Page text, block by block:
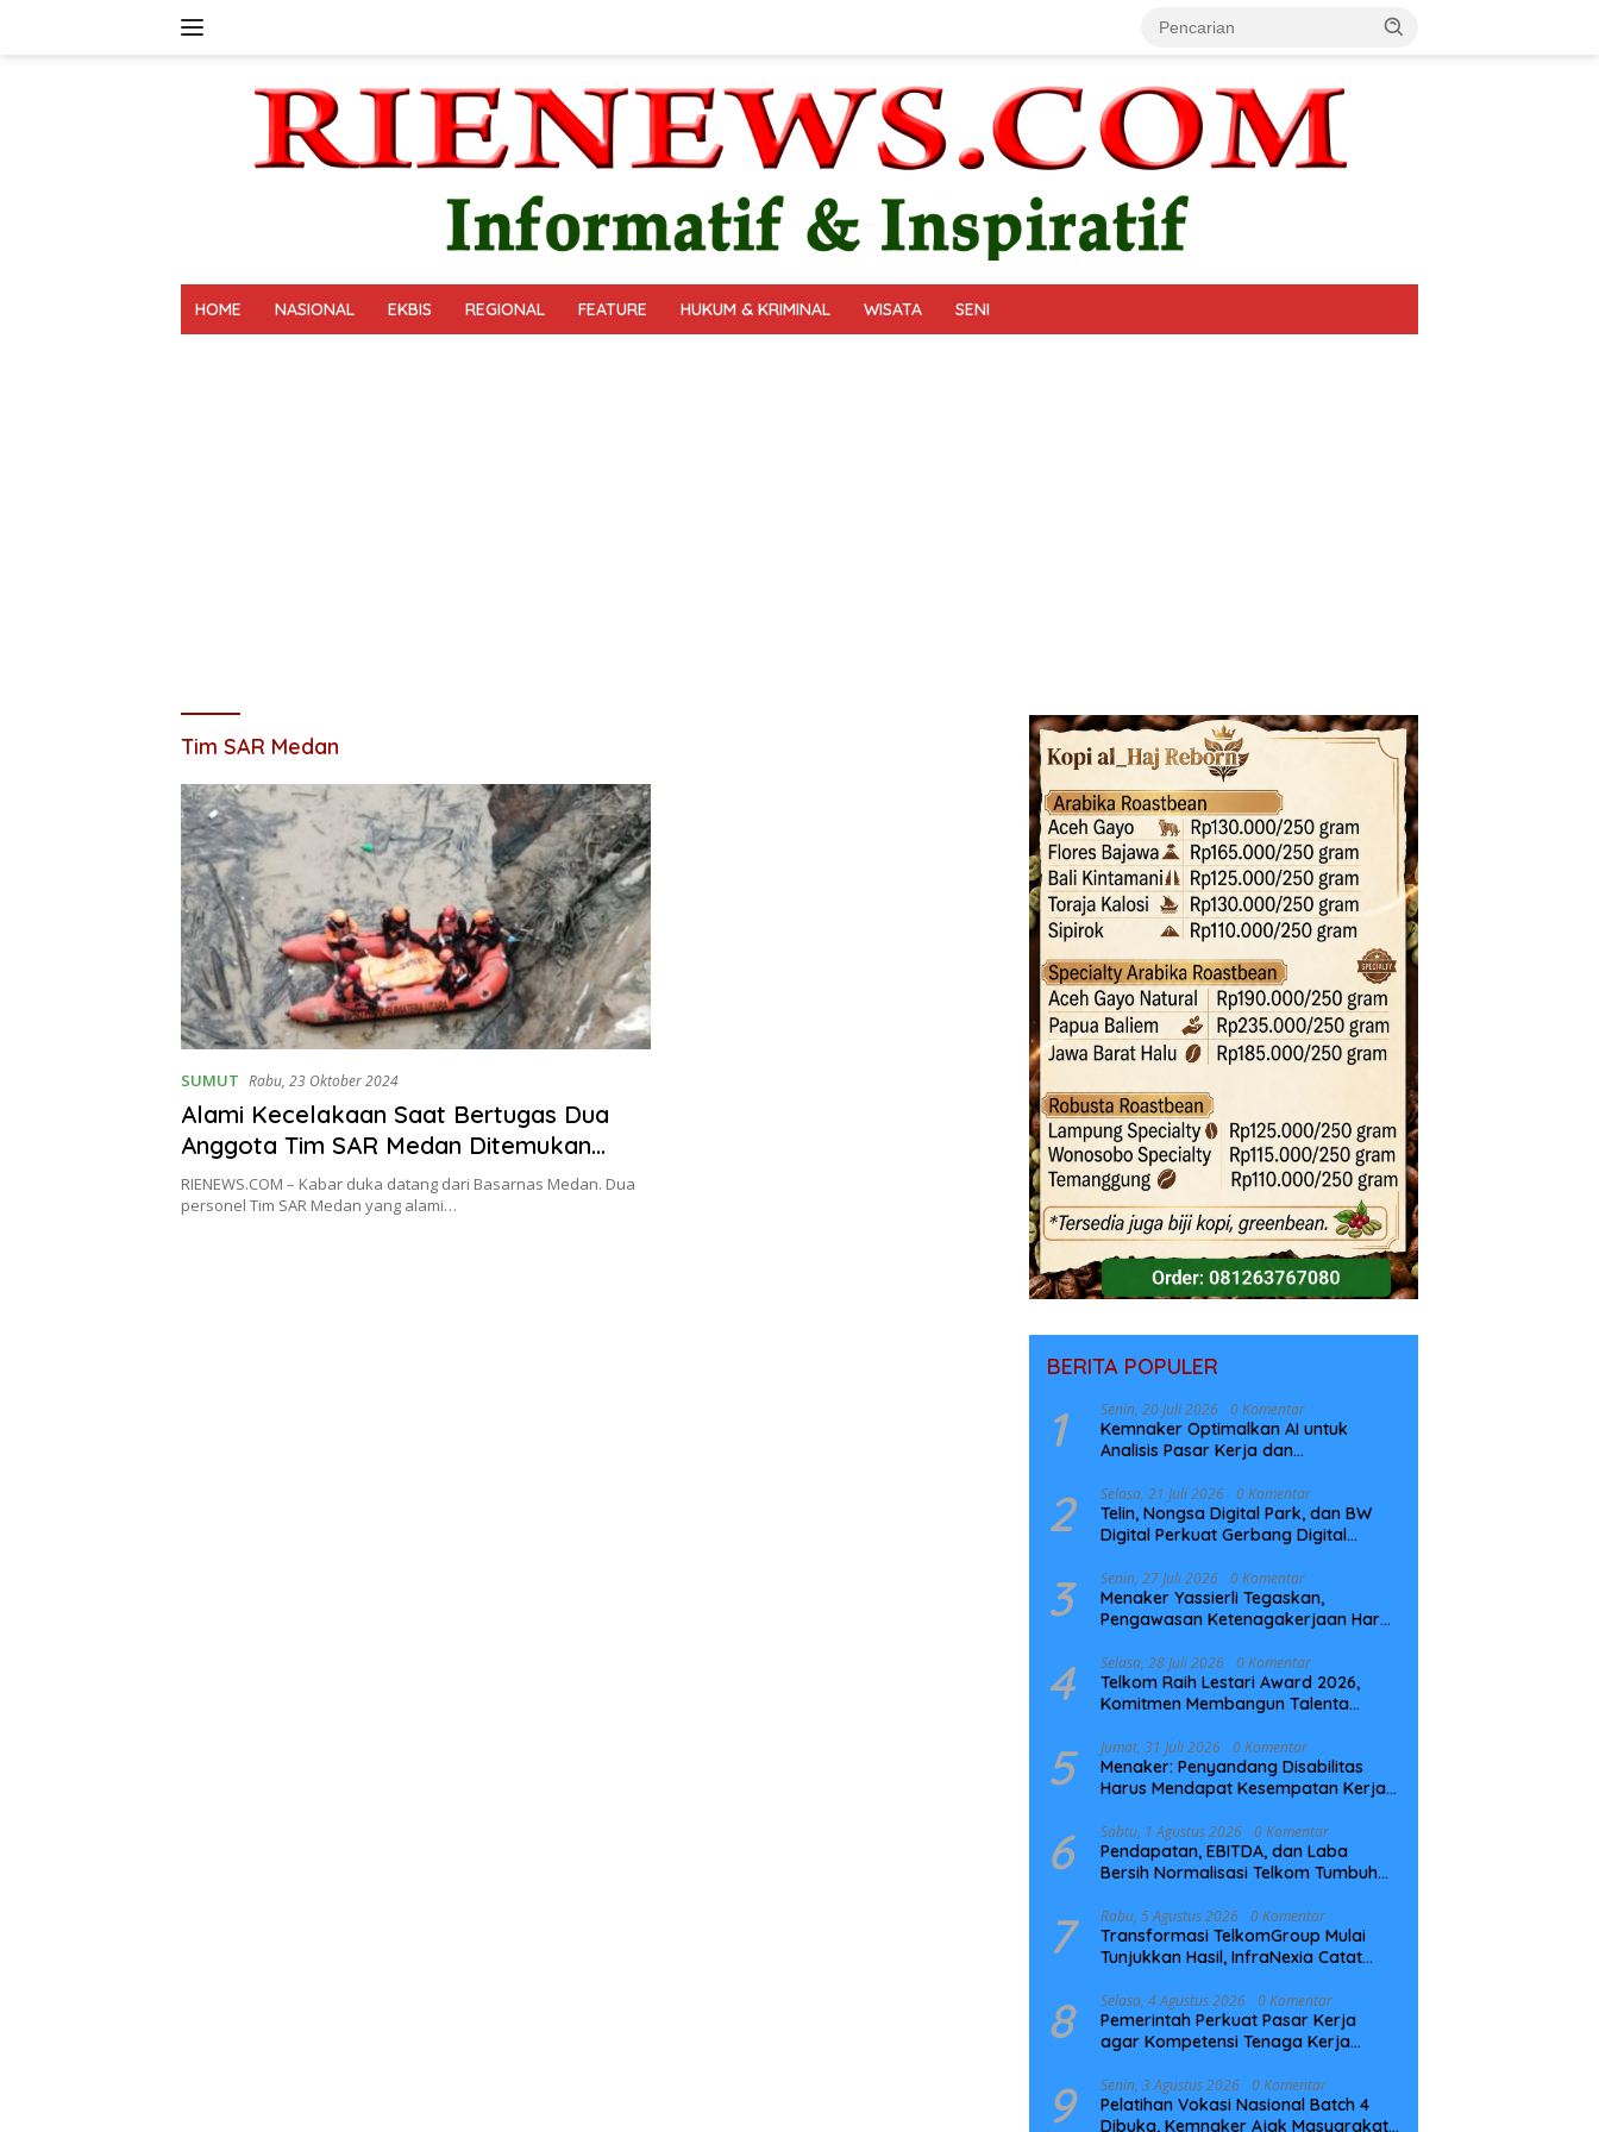
HOME NASIONAL EKBIS REGIONAL FEATURE HUKUM & KRIMINAL WISATA SENI
Tim SAR Medan
SUMUT Rabu, 23 Oktober 2024
Alami Kecelakaan Saat Bertugas Dua
Anggota Tim SAR Medan Ditemukan
Tewas
RIENEWS.COM – Kabar duka datang dari Basarnas Medan. Dua
personel Tim SAR Medan yang alami…
BERITA POPULER
1 Senin, 20 Juli 2026 0 Komentar
Kemnaker Optimalkan AI untuk
Analisis Pasar Kerja dan
2 Selasa, 21 Juli 2026 0 Komentar
Telin, Nongsa Digital Park, dan BW
Digital Perkuat Gerbang Digital
NCC
3 Senin, 27 Juli 2026 0 Komentar
Menaker Yassierli Tegaskan,
Pengawasan Ketenagakerjaan Harus
4 Selasa, 28 Juli 2026 0 Komentar
Telkom Raih Lestari Award 2026,
Komitmen Membangun Talenta
5 Jumat, 31 Juli 2026 0 Komentar
Menaker: Penyandang Disabilitas
Harus Mendapat Kesempatan Kerja
6 Sabtu, 1 Agustus 2026 0 Komentar
Pendapatan, EBITDA, dan Laba
Bersih Normalisasi Telkom Tumbuh
7 Rabu, 5 Agustus 2026 0 Komentar
Transformasi TelkomGroup Mulai
Tunjukkan Hasil, InfraNexia Catat
Digital Nasional
8 Selasa, 4 Agustus 2026 0 Komentar
Pemerintah Perkuat Pasar Kerja
agar Kompetensi Tenaga Kerja
9 Senin, 3 Agustus 2026 0 Komentar
Pelatihan Vokasi Nasional Batch 4
Dibuka, Kemnaker Ajak Masyarakat